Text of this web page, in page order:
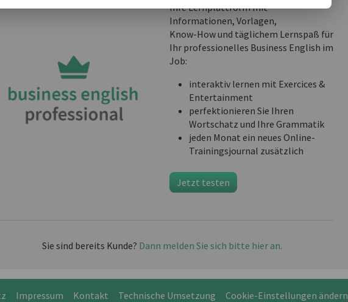
Ihre Lernplattform mit
Informationen, Vorlagen,
Know-How und täglichem Lernspaß für
Ihr professionelles Business English im
Job:
interaktiv lernen mit Exercices &
Entertainment
perfektionieren Sie Ihren
Wortschatz und Ihre Grammatik
jeden Monat ein neues Online-
Trainingsjournal zusätzlich
Jetzt testen
Sie sind bereits Kunde? Dann melden Sie sich bitte hier an.
Impressum Kontakt Technische Umsetzung Cookie-Einstellungen ändern